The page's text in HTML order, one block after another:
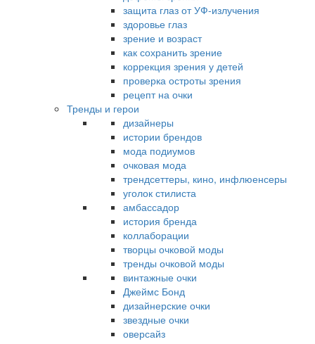
защита глаз от УФ-излучения
здоровье глаз
зрение и возраст
как сохранить зрение
коррекция зрения у детей
проверка остроты зрения
рецепт на очки
Тренды и герои
дизайнеры
истории брендов
мода подиумов
очковая мода
трендсеттеры, кино, инфлюенсеры
уголок стилиста
амбассадор
история бренда
коллаборации
творцы очковой моды
тренды очковой моды
винтажные очки
Джеймс Бонд
дизайнерские очки
звездные очки
оверсайз